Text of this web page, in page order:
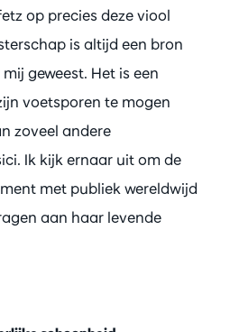
op precies deze viool
is altijd een bron
geweest. Het is een
voetsporen te mogen
zoveel andere
Ik kijk ernaar uit om de
met publiek wereldwijd
aan haar levende